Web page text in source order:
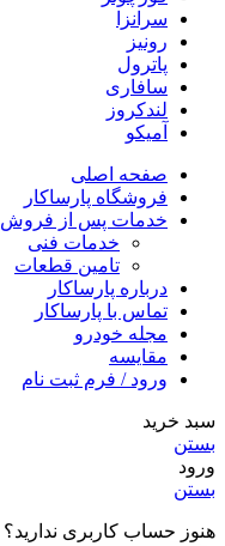
سرانزا
رونیز
پاترول
سافاری
لندکروز
آمیکو
صفحه اصلی
فروشگاه پارساکار
خدمات پس از فروش
خدمات فنی
تامین قطعات
درباره پارساکار
تماس با پارساکار
مجله خودرو
مقایسه
ورود / فرم ثبت نام
سبد خرید
بستن
ورود
بستن
هنوز حساب کاربری ندارید؟